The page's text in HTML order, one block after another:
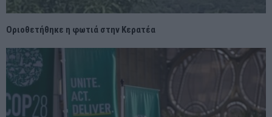
Οριοθετήθηκε η φωτιά στην Κερατέα